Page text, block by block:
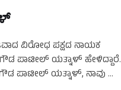
ವಿರೋಧ ಪಕ್ಷದ ನಾಯಕ
ಪಾಟೀಲ್ ಯತ್ನಾಳ್ ಹೇಳಿದ್ದಾರೆ.
ಪಾಟೀಲ್ ಯತ್ನಾಳ್, ನಾವು …